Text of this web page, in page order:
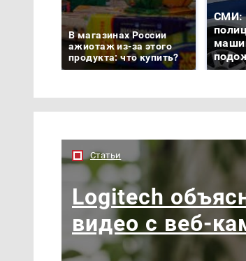
В магазинах России
ажиотаж из-за этого
продукта: что купить?
СМИ:
Статьи
Logitech
видео с веб-